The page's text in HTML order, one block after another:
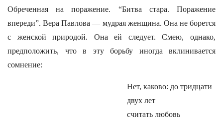
Обреченная на поражение. “Битва стара. Поражение
впереди”. Вера Павлова — мудрая женщина. Она не борется
с женской природой. Она ей следует. Смею, однако,
предположить, что в эту борьбу иногда вклинивается
сомнение:
Нет, каково: до тридцати
двух лет
считать любовь